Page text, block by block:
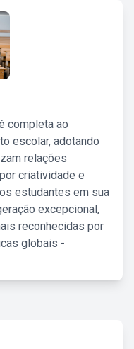
completa ao
escolar, adotando
relações
criatividade e
estudantes em sua
excepcional,
reconhecidas por
globais -